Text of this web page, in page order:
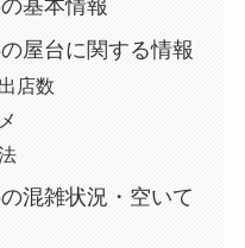
基本情報
屋台に関する情報
店数
混雑状況・空いて